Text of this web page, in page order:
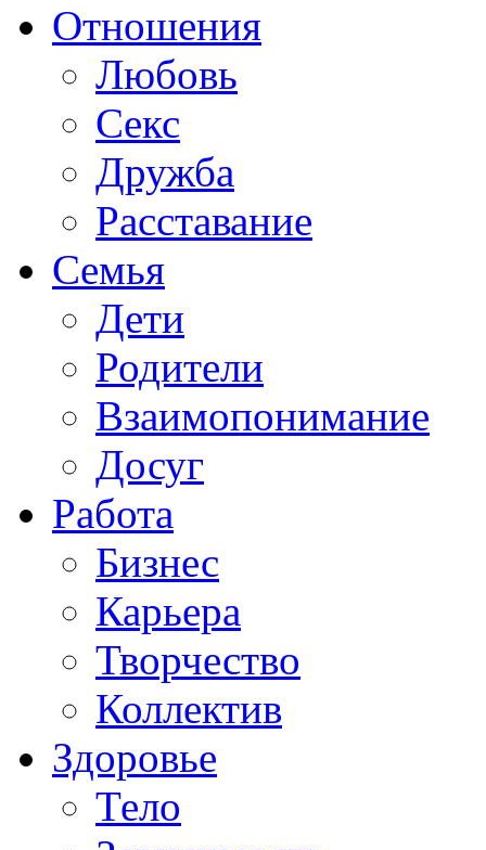
Отношения
Любовь
Секс
Дружба
Расставание
Семья
Дети
Родители
Взаимопонимание
Досуг
Работа
Бизнес
Карьера
Творчество
Коллектив
Здоровье
Тело